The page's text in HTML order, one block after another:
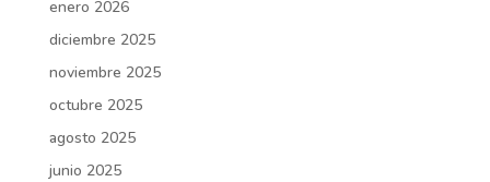
enero 2026
diciembre 2025
noviembre 2025
octubre 2025
agosto 2025
junio 2025